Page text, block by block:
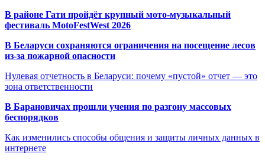
В районе Гати пройдёт крупный мото-музыкальный
фестиваль MotoFestWest 2026
В Беларуси сохраняются ограничения на посещение лесов
из-за пожарной опасности
Нулевая отчетность в Беларуси: почему «пустой» отчет — это
зона ответственности
В Барановичах прошли учения по разгону массовых
беспорядков
Как изменились способы общения и защиты личных данных в
интернете